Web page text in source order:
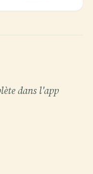
dans l'app